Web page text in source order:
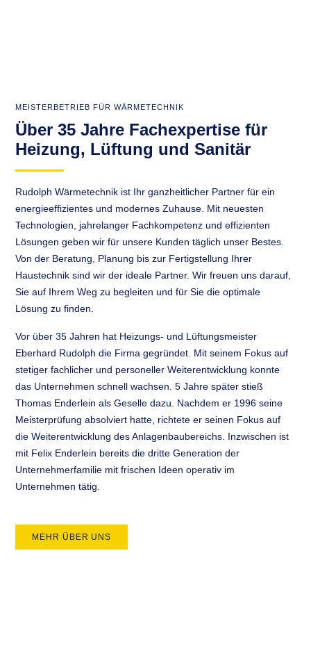
MEISTERBETRIEB FÜR WÄRMETECHNIK
Über 35 Jahre Fachexpertise für
Heizung, Lüftung und Sanitär
Rudolph Wärmetechnik ist Ihr ganzheitlicher Partner für ein
energieeffizientes und modernes Zuhause. Mit neuesten
Technologien, jahrelanger Fachkompetenz und effizienten
Lösungen geben wir für unsere Kunden täglich unser Bestes.
Von der Beratung, Planung bis zur Fertigstellung Ihrer
Haustechnik sind wir der ideale Partner. Wir freuen uns darauf,
Sie auf Ihrem Weg zu begleiten und für Sie die optimale
Lösung zu finden.
Vor über 35 Jahren hat Heizungs- und Lüftungsmeister
Eberhard Rudolph die Firma gegründet. Mit seinem Fokus auf
stetiger fachlicher und personeller Weiterentwicklung konnte
das Unternehmen schnell wachsen. 5 Jahre später stieß
Thomas Enderlein als Geselle dazu. Nachdem er 1996 seine
Meisterprüfung absolviert hatte, richtete er seinen Fokus auf
die Weiterentwicklung des Anlagenbaubereichs. Inzwischen ist
mit Felix Enderlein bereits die dritte Generation der
Unternehmerfamilie mit frischen Ideen operativ im
Unternehmen tätig.
MEHR ÜBER UNS